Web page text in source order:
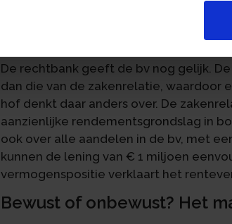
Vermogenspositie maakt
De rechtbank geeft de bv nog gelijk.
dan die van de zakenrelatie, waardoor
hof denkt daar anders over. De
aanzienlijke rendementsgrondslag in
ook over alle aandelen in de bv, met
kunnen de lening van € 1 miljoen
vermogenspositie verklaart het
Bewust of onbewust? Het